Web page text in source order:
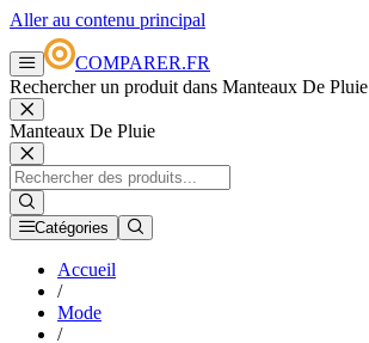
Aller au contenu principal
COMPARER.FR
Rechercher un produit dans Manteaux De Pluie
Manteaux De Pluie
Catégories
Accueil
/
Mode
/